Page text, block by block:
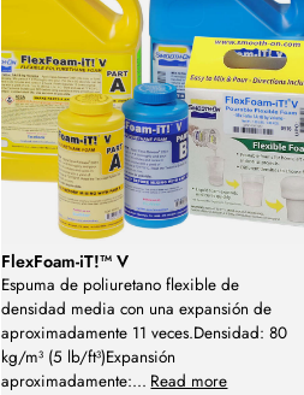
FlexFoam-iT!™ V
Espuma de poliuretano flexible de
densidad media con una expansión de
aproximadamente 11 veces.Densidad: 80
kg/m³ (5 lb/ft³)Expansión
aproximadamente:... Read more